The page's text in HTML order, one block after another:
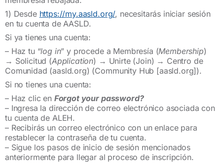
1) Desde https://my.aasld.org/, necesitarás iniciar sesión
en tu cuenta de AASLD.
Si ya tienes una cuenta:
– Haz tu “log in” y procede a Membresía (Membership)
→ Solicitud (Application) → Unirte (Join) → Centro de
Comunidad (aasld.org) (Community Hub [aasld.org]).
Si no tienes una cuenta:
– Haz clic en Forgot your password?
– Ingresa la dirección de correo electrónico asociada con
tu cuenta de ALEH.
– Recibirás un correo electrónico con un enlace para
restablecer la contraseña de tu cuenta.
– Sigue los pasos de inicio de sesión mencionados
anteriormente para llegar al proceso de inscripción.